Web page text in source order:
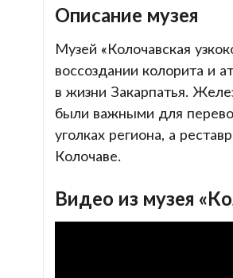
Описание музея
Музей «Колочавская
воссоздании колорита и
в жизни Закарпатья.
были важными для
уголках региона, а
Колочаве.
Видео из музея